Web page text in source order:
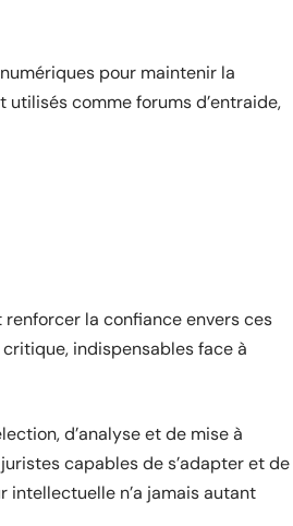
pour maintenir la
utilisés comme forums d’entraide,
la confiance envers ces
indispensables face à
d’analyse et de mise à
capables de s’adapter et de
intellectuelle n’a jamais autant